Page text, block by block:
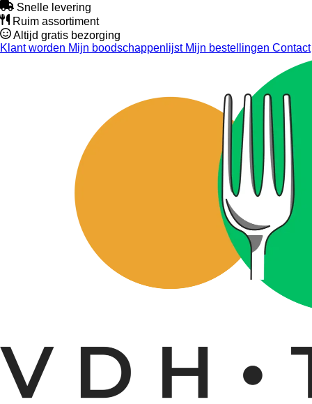
Snelle levering
Ruim assortiment
Altijd gratis bezorging
Klant worden Mijn boodschappenlijstMijn bestellingen Contact